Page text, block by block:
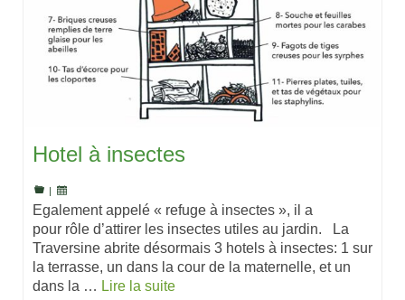
Hotel à insectes
|
Egalement appelé « refuge à insectes », il a
pour rôle d’attirer les insectes utiles au jardin. La
Traversine abrite désormais 3 hotels à insectes: 1 sur
la terrasse, un dans la cour de la maternelle, et un
dans la … Lire la suite